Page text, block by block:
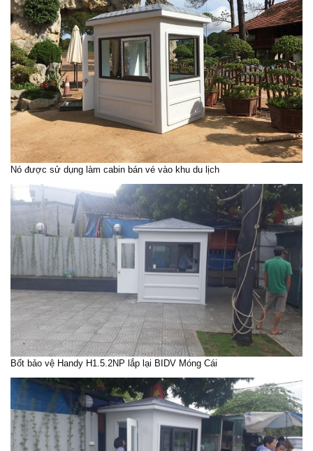
Nó được sử dụng làm cabin bán vé vào khu du lịch
Bốt bảo vệ Handy H1.5.2NP lắp lại BIDV Móng Cái